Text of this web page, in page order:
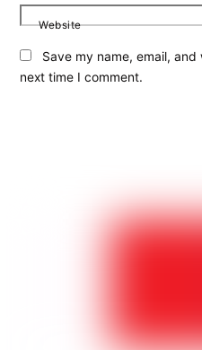
Website
Save my name, email,
next time I comment.